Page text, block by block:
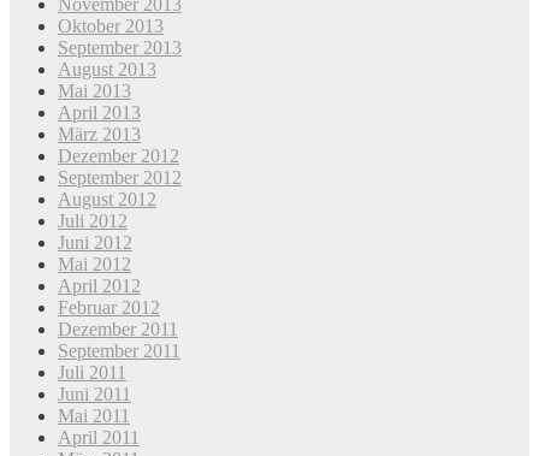
Oktober 2013
September 2013
August 2013
Mai 2013
April 2013
März 2013
Dezember 2012
September 2012
August 2012
Juli 2012
Juni 2012
Mai 2012
April 2012
Februar 2012
Dezember 2011
September 2011
Juli 2011
Juni 2011
Mai 2011
April 2011